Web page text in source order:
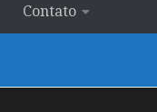
Contato